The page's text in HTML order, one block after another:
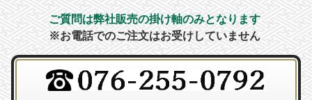
ご質問は弊社販売の掛け軸のみとなります
※お電話でのご注文はお受けしていません